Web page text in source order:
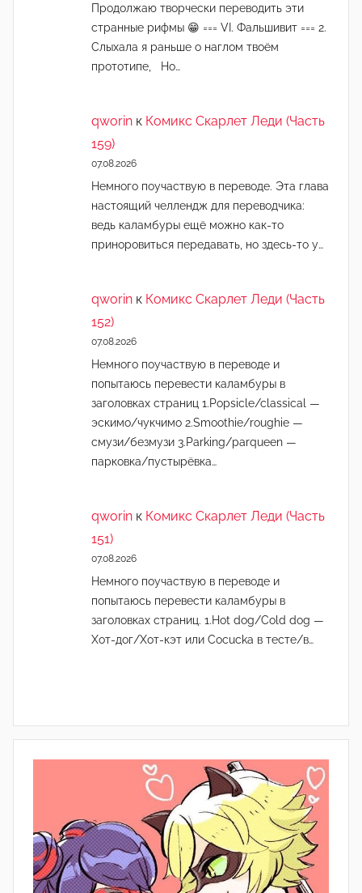
Продолжаю творчески переводить эти
странные рифмы 😁 === VI. Фальшивит === 2.
Слыхала я раньше о наглом твоём
прототипе, Но…
qworin к Комикс Скарлет Леди (Часть
159)
07.08.2026
Немного поучаствую в переводе. Эта глава
настоящий челлендж для переводчика:
ведь каламбуры ещё можно как-то
приноровиться передавать, но здесь-то у…
qworin к Комикс Скарлет Леди (Часть
152)
07.08.2026
Немного поучаствую в переводе и
попытаюсь перевести каламбуры в
заголовках страниц 1.Popsicle/classical —
эскимо/чукчимо 2.Smoothie/roughie —
смузи/безмузи 3.Parking/parqueen —
парковка/пустырёвка…
qworin к Комикс Скарлет Леди (Часть
151)
07.08.2026
Немного поучаствую в переводе и
попытаюсь перевести каламбуры в
заголовках страниц. 1.Hot dog/Cold dog —
Хот-дог/Хот-кэт или Cocucka в тесте/в…